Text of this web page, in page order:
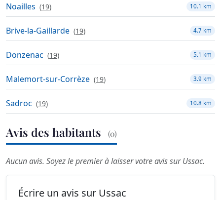
Noailles (19) 10.1 km
Brive-la-Gaillarde (19) 4.7 km
Donzenac (19) 5.1 km
Malemort-sur-Corrèze (19) 3.9 km
Sadroc (19) 10.8 km
Avis des habitants (0)
Aucun avis. Soyez le premier à laisser votre avis sur Ussac.
Écrire un avis sur Ussac